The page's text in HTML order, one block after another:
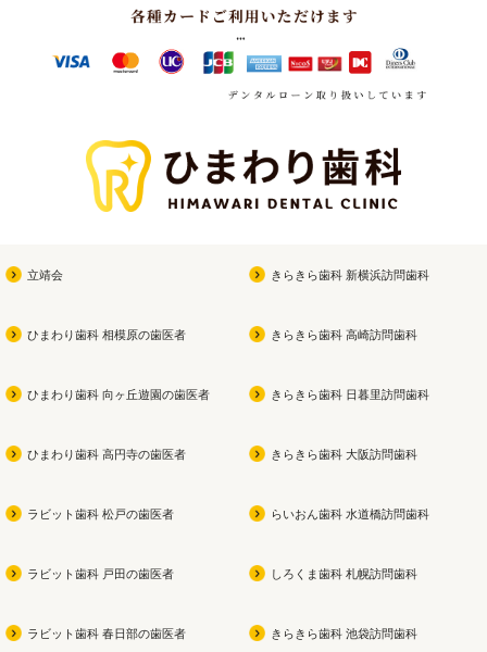
立靖会
ひまわり歯科 相模原の歯医者
ひまわり歯科 向ヶ丘遊園の歯医者
ひまわり歯科 高円寺の歯医者
ラビット歯科 松戸の歯医者
ラビット歯科 戸田の歯医者
ラビット歯科 春日部の歯医者
きらきら歯科 新横浜訪問歯科
きらきら歯科 高崎訪問歯科
きらきら歯科 日暮里訪問歯科
きらきら歯科 大阪訪問歯科
らいおん歯科 水道橋訪問歯科
しろくま歯科 札幌訪問歯科
きらきら歯科 池袋訪問歯科